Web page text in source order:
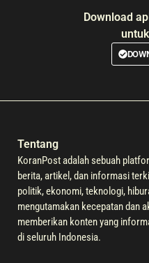
Download
Tentang
KoranPost adalah sebuah
berita, artikel, dan informasi
politik, ekonomi, teknologi,
mengutamakan kecepatan dan
memberikan konten yang
di seluruh Indonesia.